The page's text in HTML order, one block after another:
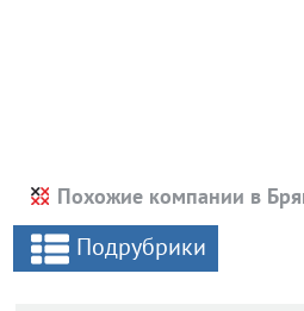
Похожие компании в
Подрубрики